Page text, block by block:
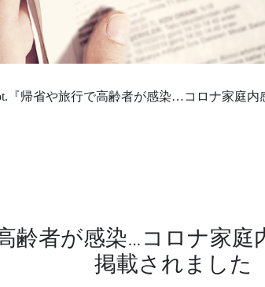
『帰省や旅行で高齢者が感染…コロナ家庭
齢者が感染…コロナ家
掲載されました